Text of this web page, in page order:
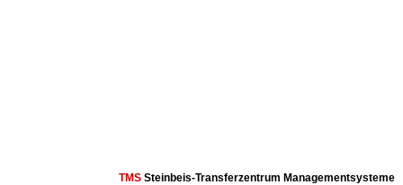
TMS Steinbeis-Transferzentrum Managementsysteme